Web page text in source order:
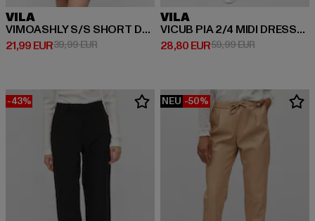
VILA
VIMOASHLY S/S SHORT DRESS/SU/R
21,99 EUR
Derzeitiger Preis: 21,99 EUR
39,99 EURAktionspreis: 39,99 EUR
VILA
VICUB PIA 2/4 MIDI DRESS/SU /pia
28,80 EUR
Derzeitiger Preis: 28,80 EUR
59,99 EURAktionspreis:
-43% NEU -50%